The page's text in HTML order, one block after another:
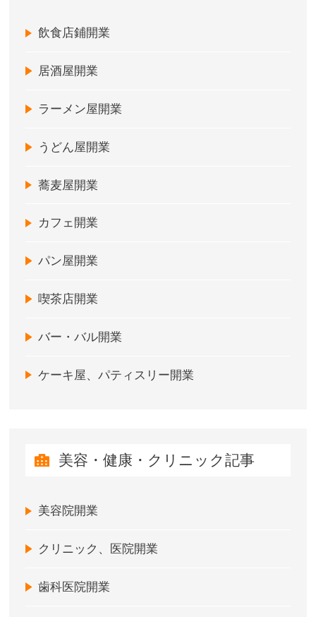
飲食店鋪開業
居酒屋開業
ラーメン屋開業
うどん屋開業
蕎麦屋開業
カフェ開業
パン屋開業
喫茶店開業
バー・バル開業
ケーキ屋、パティスリー開業
美容・健康・クリニック記事
美容院開業
クリニック、医院開業
歯科医院開業